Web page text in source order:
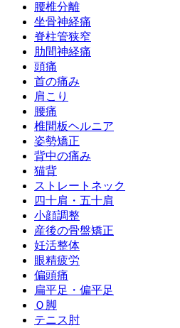
腰椎分離
坐骨神経痛
脊柱管狭窄
肋間神経痛
頭痛
首の痛み
肩こり
腰痛
椎間板ヘルニア
姿勢矯正
背中の痛み
猫背
ストレートネック
四十肩・五十肩
小顔調整
産後の骨盤矯正
妊活整体
眼精疲労
偏頭痛
扁平足・偏平足
Ｏ脚
テニス肘